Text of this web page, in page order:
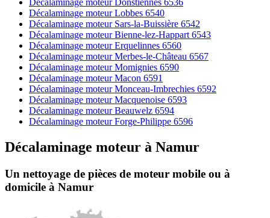
Décalaminage moteur Lobbes 6540
Décalaminage moteur Sars-la-Buissière 6542
Décalaminage moteur Bienne-lez-Happart 6543
Décalaminage moteur Erquelinnes 6560
Décalaminage moteur Merbes-le-Château 6567
Décalaminage moteur Momignies 6590
Décalaminage moteur Macon 6591
Décalaminage moteur Monceau-Imbrechies 6592
Décalaminage moteur Macquenoise 6593
Décalaminage moteur Beauwelz 6594
Décalaminage moteur Forge-Philippe 6596
Décalaminage moteur à Namur
Un nettoyage de pièces de moteur mobile ou à
domicile à Namur